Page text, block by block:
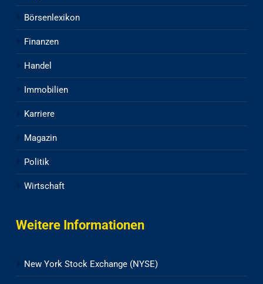
Börsenlexikon
Finanzen
Handel
Immobilien
Karriere
Magazin
Politik
Wirtschaft
Weitere Informationen
New York Stock Exchange (NYSE)